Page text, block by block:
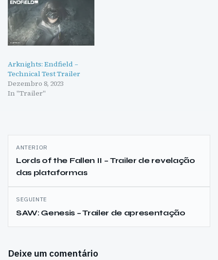
Arknights: Endfield –
Technical Test Trailer
Dezembro 8, 2023
In "Trailer"
Navegação
de
artigos
ANTERIOR
Lords of the Fallen II – Trailer de revelação
das plataformas
SEGUINTE
SAW: Genesis – Trailer de apresentação
Deixe um comentário